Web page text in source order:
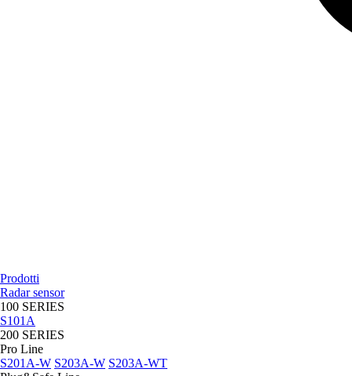
Prodotti
Radar sensor
100 SERIES
S101A
200 SERIES
Pro Line
S201A-W S203A-W S203A-WT